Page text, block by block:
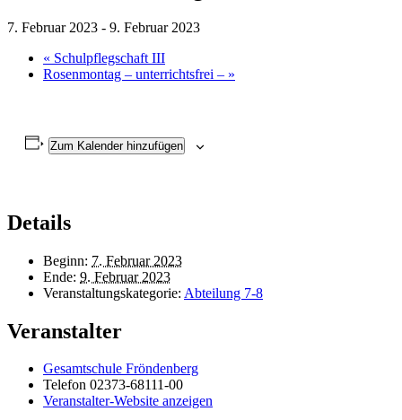
7. Februar 2023 - 9. Februar 2023
« Schulpflegschaft III
Rosenmontag – unterrichtsfrei – »
Zum Kalender hinzufügen
Details
Beginn: 7. Februar 2023
Ende: 9. Februar 2023
Veranstaltungskategorie: Abteilung 7-8
Veranstalter
Gesamtschule Fröndenberg
Telefon 02373-68111-00
Veranstalter-Website anzeigen